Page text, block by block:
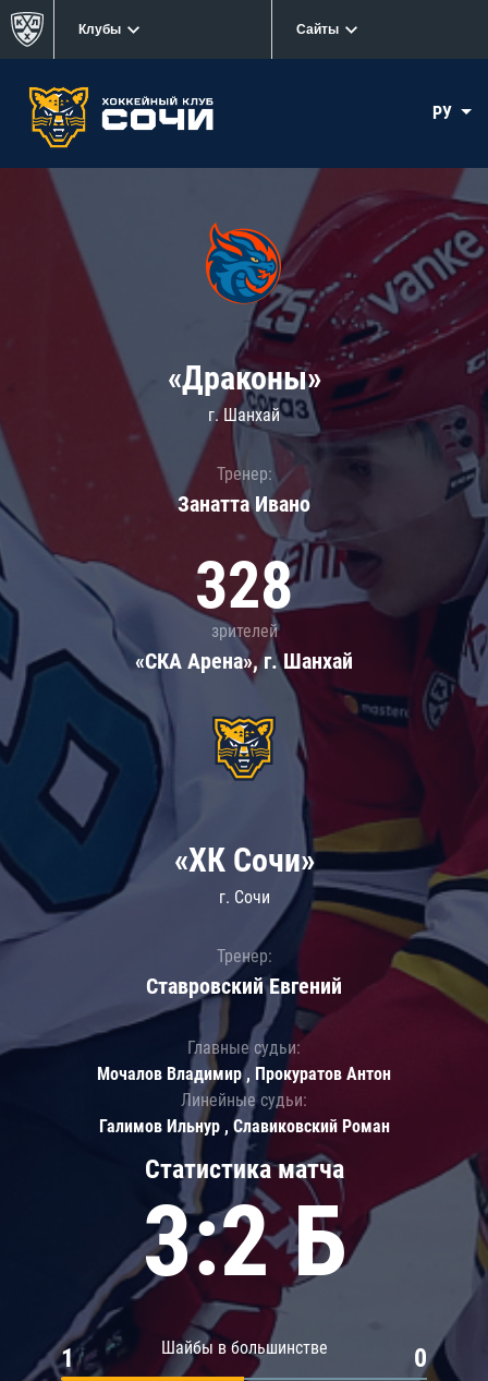
Клубы Сайты
РУ
«Драконы»
г. Шанхай
Тренер:
Занатта Иванo
328
зрителей
«СКА Арена», г. Шанхай
Статистика матча
3:2 Б
Шайбы в большинстве
1 0
«ХК Сочи»
г. Сочи
Тренер:
Ставровский Евгений
Главные судьи:
Мочалов Владимир , Прокуратов Антон
Линейные судьи:
Галимов Ильнур , Славиковский Роман